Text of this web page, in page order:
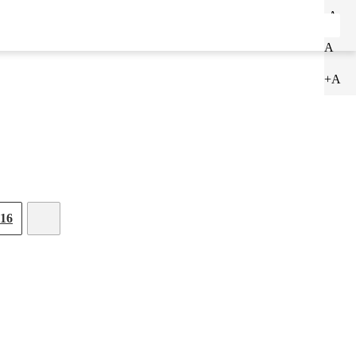
16
-A
A
+A